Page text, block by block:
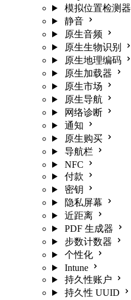
模拟位置检测器
静音
原生音频
原生生物识别
原生地理编码
原生加载器
原生市场
原生导航
网络诊断
通知
原生购买
导航栏
NFC
付款
密钥
隐私屏幕
近距离
PDF 生成器
步数计数器
个性化
Intune
持久性账户
持久性 UUID